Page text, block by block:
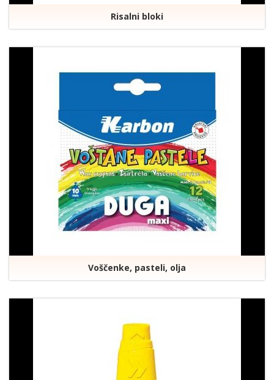
Risalni bloki
Voščenke, pasteli, olja